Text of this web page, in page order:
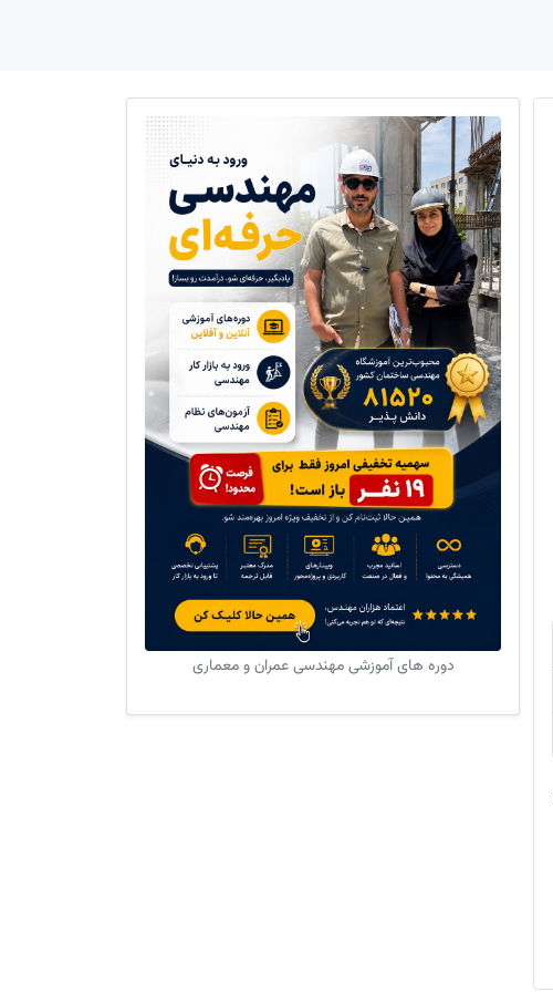
دوره های آموزشی مهندسی عمران و معماری